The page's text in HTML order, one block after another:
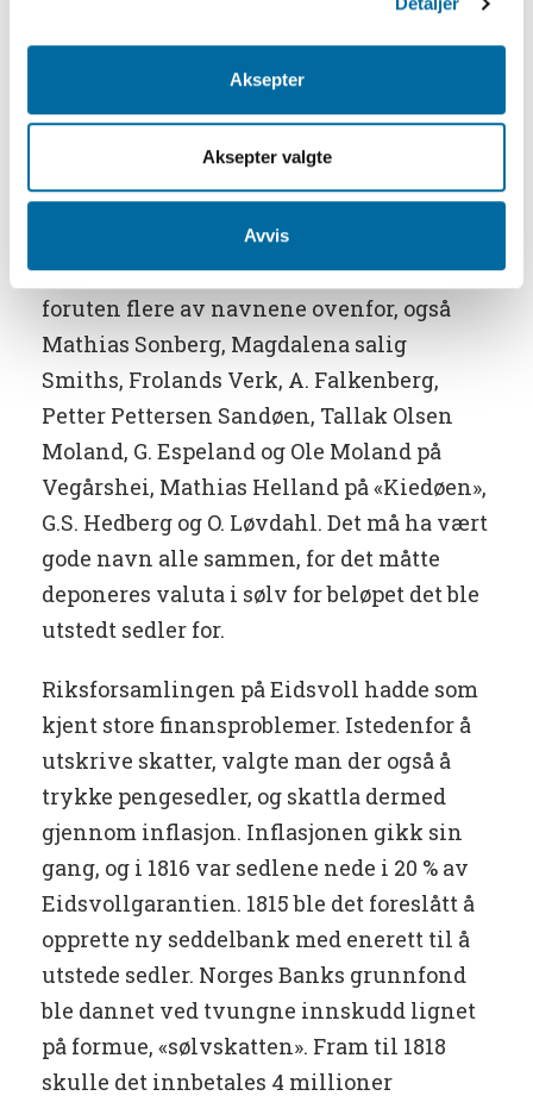
Aksepter
Aksepter valgte
Avvis
for Sexten Skilling Rigs Bank og indløses
I gullsmed Ødegaards samling av
privatsedler, som ikke er utstilt, finner vi
foruten flere av navnene ovenfor, også
Mathias Sonberg, Magdalena salig
Smiths, Frolands Verk, A. Falkenberg,
Petter Pettersen Sandøen, Tallak Olsen
Moland, G. Espeland og Ole Moland på
Vegårshei, Mathias Helland på «Kiedøen»,
G.S. Hedberg og O. Løvdahl. Det må ha vært
gode navn alle sammen, for det måtte
deponeres valuta i sølv for beløpet det ble
utstedt sedler for.
Riksforsamlingen på Eidsvoll hadde som
kjent store finansproblemer. Istedenfor å
utskrive skatter, valgte man der også å
trykke pengesedler, og skattla dermed
gjennom inflasjon. Inflasjonen gikk sin
gang, og i 1816 var sedlene nede i 20 % av
Eidsvollgarantien. 1815 ble det foreslått å
opprette ny seddelbank med enerett til å
utstede sedler. Norges Banks grunnfond
ble dannet ved tvungne innskudd lignet
på formue, «sølvskatten». Fram til 1818
skulle det innbetales 4 millioner